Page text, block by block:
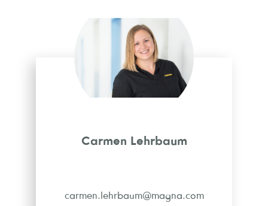
Carmen Lehrbaum
carmen.lehrbaum@magna.com